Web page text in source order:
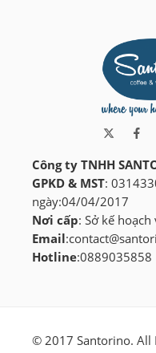
Công ty TNHH
GPKD & MST:
ngày:04/04/2017
Nơi cấp: Sở kế hoạch
Email:
Hotline:0889035858
© 2017 Santorino. All